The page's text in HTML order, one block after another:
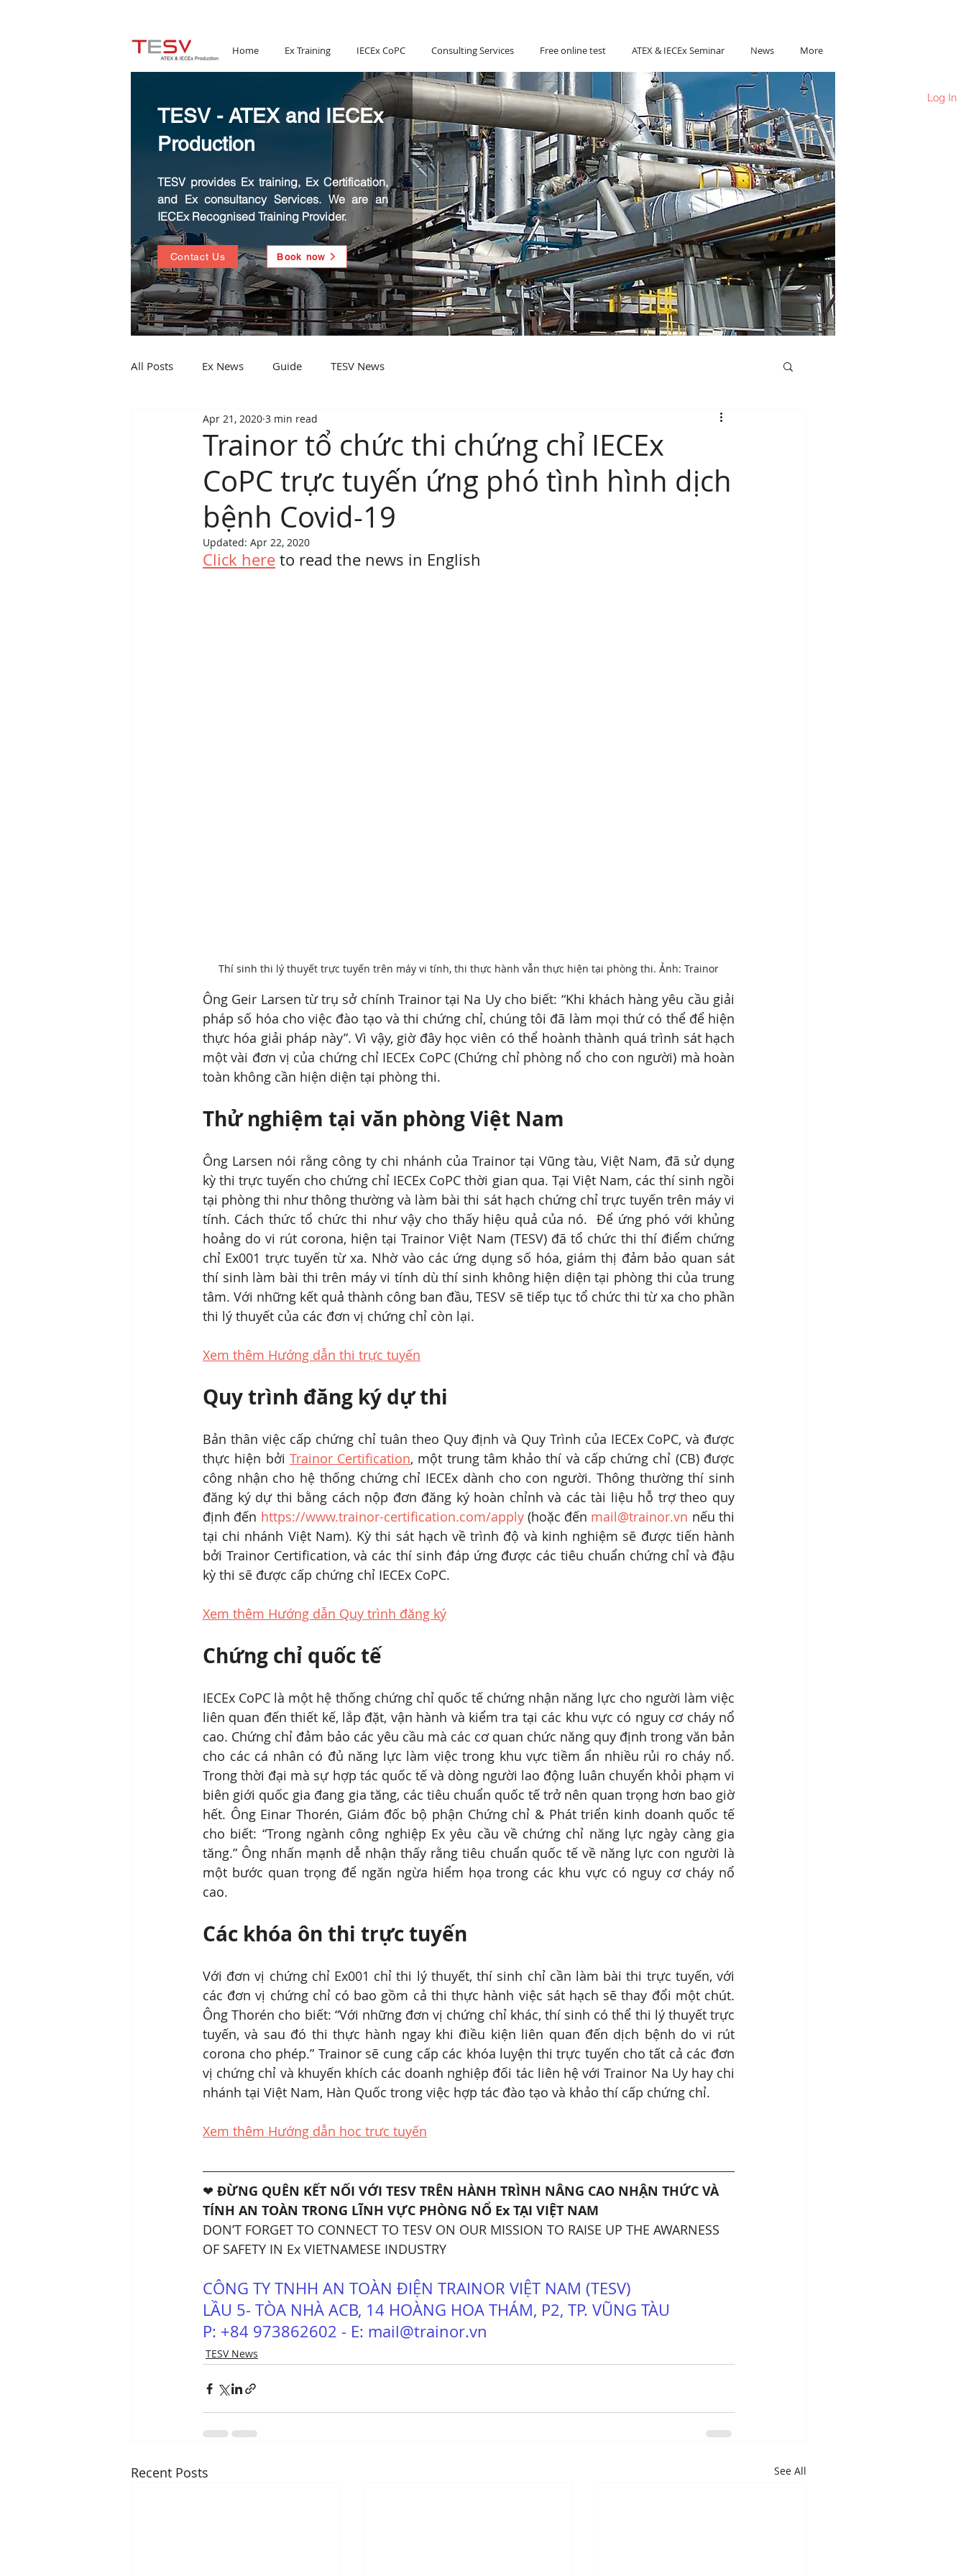
Home Ex Training IECEx CoPC Consulting Services Free online test ATEX & IECEx Seminar News More
TESV - ATEX and IECEx
Production
TESV provides Ex training, Ex Certification,
and Ex consultancy Services. We are an
IECEx Recognised Training Provider.
Contact Us Book now
Log In
All Posts Ex News Guide TESV News
Trainor tổ chức thi chứng chỉ IECEx
CoPC trực tuyến ứng phó tình hình dịch
bệnh Covid-19
Apr 21, 2020 3 min read
Updated: Apr 22, 2020
Click here to read the news in English
Thí sinh thi lý thuyết trực tuyến trên máy vi tính, thi thực hành vẫn thực hiện tại phòng thi. Ảnh: Trainor
Ông Geir Larsen từ trụ sở chính Trainor tại Na Uy cho biết: “Khi khách hàng yêu cầu giải
pháp số hóa cho việc đào tạo và thi chứng chỉ, chúng tôi đã làm mọi thứ có thể để hiện
thực hóa giải pháp này”. Vì vậy, giờ đây học viên có thể hoành thành quá trình sát hạch
một vài đơn vị của chứng chỉ IECEx CoPC (Chứng chỉ phòng nổ cho con người) mà hoàn
toàn không cần hiện diện tại phòng thi.
Thử nghiệm tại văn phòng Việt Nam
Ông Larsen nói rằng công ty chi nhánh của Trainor tại Vũng tàu, Việt Nam, đã sử dụng
kỳ thi trực tuyến cho chứng chỉ IECEx CoPC thời gian qua. Tại Việt Nam, các thí sinh ngồi
tại phòng thi như thông thường và làm bài thi sát hạch chứng chỉ trực tuyến trên máy vi
tính. Cách thức tổ chức thi như vậy cho thấy hiệu quả của nó.  Để ứng phó với khủng
hoảng do vi rút corona, hiện tại Trainor Việt Nam (TESV) đã tổ chức thi thí điểm chứng
chỉ Ex001 trực tuyến từ xa. Nhờ vào các ứng dụng số hóa, giám thị đảm bảo quan sát
thí sinh làm bài thi trên máy vi tính dù thí sinh không hiện diện tại phòng thi của trung
tâm. Với những kết quả thành công ban đầu, TESV sẽ tiếp tục tổ chức thi từ xa cho phần
thi lý thuyết của các đơn vị chứng chỉ còn lại.
Xem thêm Hướng dẫn thi trực tuyến
Quy trình đăng ký dự thi
Bản thân việc cấp chứng chỉ tuân theo Quy định và Quy Trình của IECEx CoPC, và được
thực hiện bởi Trainor Certification, một trung tâm khảo thí và cấp chứng chỉ (CB) được
công nhận cho hệ thống chứng chỉ IECEx dành cho con người. Thông thường thí sinh
đăng ký dự thi bằng cách nộp đơn đăng ký hoàn chỉnh và các tài liệu hỗ trợ theo quy
định đến https://www.trainor-certification.com/apply (hoặc đến mail@trainor.vn nếu thi
tại chi nhánh Việt Nam). Kỳ thi sát hạch về trình độ và kinh nghiệm sẽ được tiến hành
bởi Trainor Certification, và các thí sinh đáp ứng được các tiêu chuẩn chứng chỉ và đậu
kỳ thi sẽ được cấp chứng chỉ IECEx CoPC.
Xem thêm Hướng dẫn Quy trình đăng ký
Chứng chỉ quốc tế
IECEx CoPC là một hệ thống chứng chỉ quốc tế chứng nhận năng lực cho người làm việc
liên quan đến thiết kế, lắp đặt, vận hành và kiểm tra tại các khu vực có nguy cơ cháy nổ
cao. Chứng chỉ đảm bảo các yêu cầu mà các cơ quan chức năng quy định trong văn bản
cho các cá nhân có đủ năng lực làm việc trong khu vực tiềm ẩn nhiều rủi ro cháy nổ.
Trong thời đại mà sự hợp tác quốc tế và dòng người lao động luân chuyển khỏi phạm vi
biên giới quốc gia đang gia tăng, các tiêu chuẩn quốc tế trở nên quan trọng hơn bao giờ
hết. Ông Einar Thorén, Giám đốc bộ phận Chứng chỉ & Phát triển kinh doanh quốc tế
cho biết: “Trong ngành công nghiệp Ex yêu cầu về chứng chỉ năng lực ngày càng gia
tăng.” Ông nhấn mạnh dễ nhận thấy rằng tiêu chuẩn quốc tế về năng lực con người là
một bước quan trọng để ngăn ngừa hiểm họa trong các khu vực có nguy cơ cháy nổ
cao.
Các khóa ôn thi trực tuyến
Với đơn vị chứng chỉ Ex001 chỉ thi lý thuyết, thí sinh chỉ cần làm bài thi trực tuyến, với
các đơn vị chứng chỉ có bao gồm cả thi thực hành việc sát hạch sẽ thay đổi một chút.
Ông Thorén cho biết: “Với những đơn vị chứng chỉ khác, thí sinh có thể thi lý thuyết trực
tuyến, và sau đó thi thực hành ngay khi điều kiện liên quan đến dịch bệnh do vi rút
corona cho phép.” Trainor sẽ cung cấp các khóa luyện thi trực tuyến cho tất cả các đơn
vị chứng chỉ và khuyến khích các doanh nghiệp đối tác liên hệ với Trainor Na Uy hay chi
nhánh tại Việt Nam, Hàn Quốc trong việc hợp tác đào tạo và khảo thí cấp chứng chỉ.
Xem thêm Hướng dẫn học trực tuyến
❤ ĐỪNG QUÊN KẾT NỐI VỚI TESV TRÊN HÀNH TRÌNH NÂNG CAO NHẬN THỨC VÀ
TÍNH AN TOÀN TRONG LĨNH VỰC PHÒNG NỔ Ex TẠI VIỆT NAM
DON’T FORGET TO CONNECT TO TESV ON OUR MISSION TO RAISE UP THE AWARNESS
OF SAFETY IN Ex VIETNAMESE INDUSTRY
CÔNG TY TNHH AN TOÀN ĐIỆN TRAINOR VIỆT NAM (TESV)
LẦU 5- TÒA NHÀ ACB, 14 HOÀNG HOA THÁM, P2, TP. VŨNG TÀU
P: +84 973862602 - E: mail@trainor.vn
TESV News
Recent Posts See All